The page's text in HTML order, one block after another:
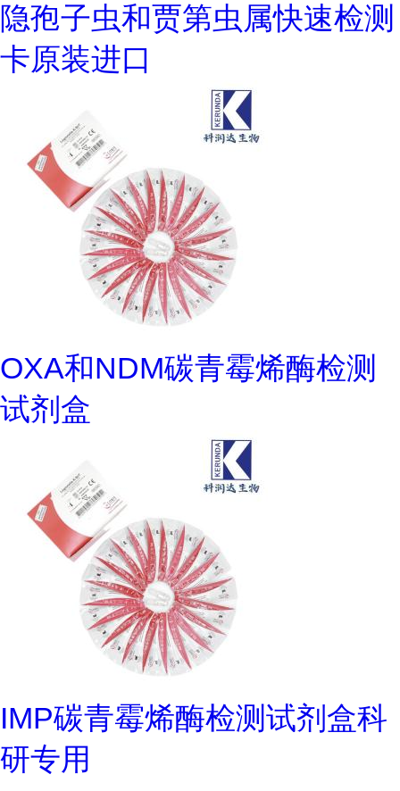
隐孢子虫和贾第虫属快速检测
卡原装进口
OXA和NDM碳青霉烯酶检测
试剂盒
IMP碳青霉烯酶检测试剂盒科
研专用